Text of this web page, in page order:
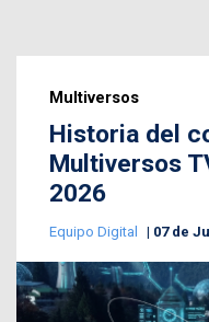
Multiversos
Historia del
Multiversos
2026
Equipo Digital 07 de